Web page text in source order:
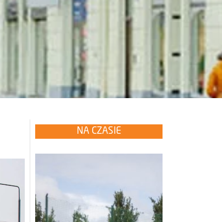
NA CZASIE